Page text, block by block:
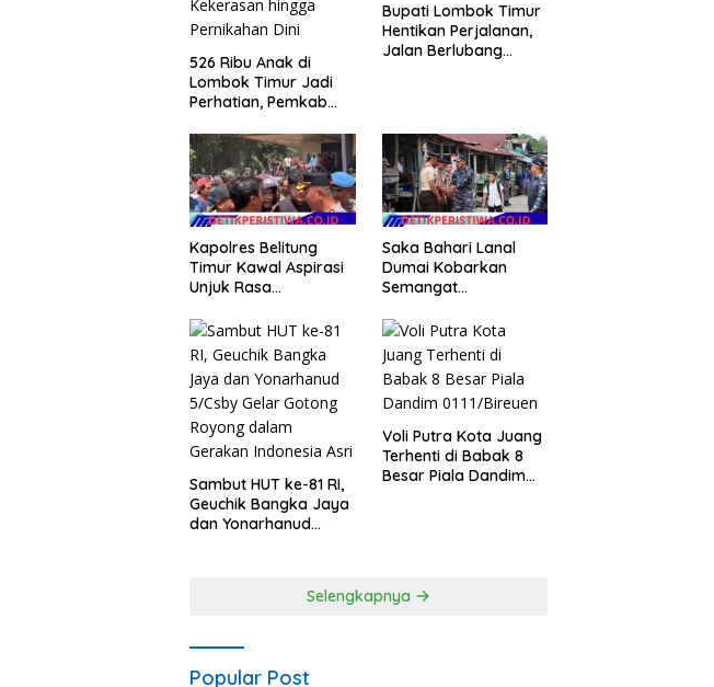
526 Ribu Anak di
Lombok Timur Jadi
Perhatian, Pemkab
Kekerasan hingga
Pernikahan Dini
Bupati Lombok Timur
Hentikan Perjalanan,
Jalan Berlubang
Kapolres Belitung
Timur Kawal Aspirasi
Unjuk Rasa
Penambang Timah di
lokasi Halaman
Kantor Operasional
PT.Timah Kecamatan
Gantung.
Saka Bahari Lanal
Dumai Kobarkan
Semangat
Peduli Pesisir di
Kampung Nelayan
Sambut HUT ke-81 RI,
Geuchik Bangka Jaya
dan Yonarhanud
Voli Putra Kota Juang
Terhenti di Babak 8
Besar Piala Dandim
Selengkapnya
Popular Post